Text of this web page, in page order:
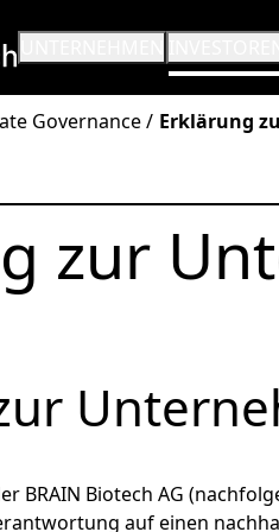
Governance Erklärung
zur
BRAIN Biotech AG
auf einen